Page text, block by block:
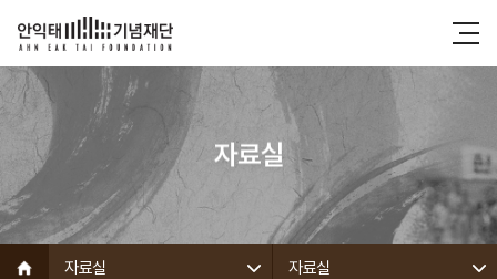
자료실
자료실 자료실